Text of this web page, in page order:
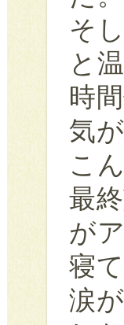
そ
と
時
気
こ
最
が
寝
涙